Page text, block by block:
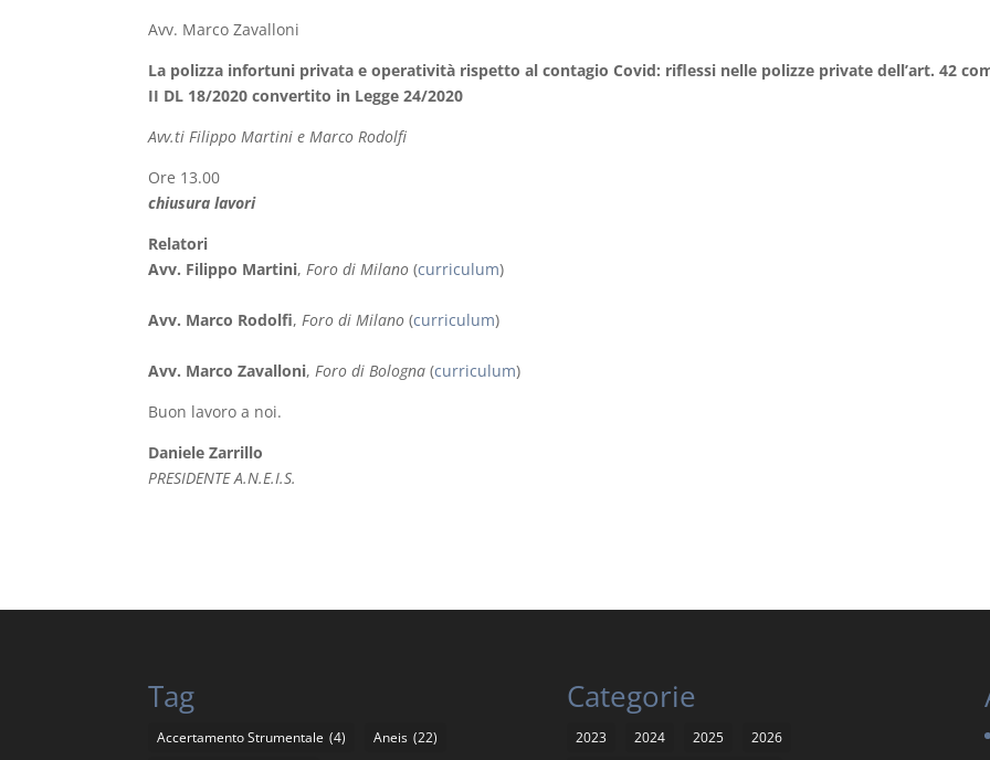
Avv. Marco Zavalloni
La polizza infortuni privata e operatività rispetto al contagio Covid: riflessi nelle polizze private dell’art. 42
II DL 18/2020 convertito in Legge 24/2020
Avv.ti Filippo Martini e Marco Rodolfi
Ore 13.00
chiusura lavori
Relatori
Avv. Filippo Martini,Foro di Milano (curriculum)
Avv. Marco Rodolfi,Foro di Milano (curriculum)
Avv. Marco Zavalloni,Foro di Bologna (curriculum)
Buon lavoro a noi.
Daniele Zarrillo
PRESIDENTE A.N.E.I.S.
Tag
Accertamento Strumentale (4) Aneis (22)
Categorie
2023 2024 2025
2026